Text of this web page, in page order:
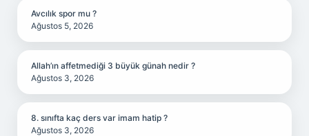
Avcılık spor mu ?
Ağustos 5, 2026
Allah’ın affetmediği 3 büyük günah nedir ?
Ağustos 3, 2026
8. sınıfta kaç ders var imam hatip ?
Ağustos 3, 2026